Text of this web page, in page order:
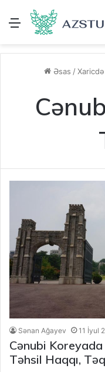
Menu
Əsas /
Sənan Ağayev 11 İyul
Cənubi
Təhsil Haqqı,